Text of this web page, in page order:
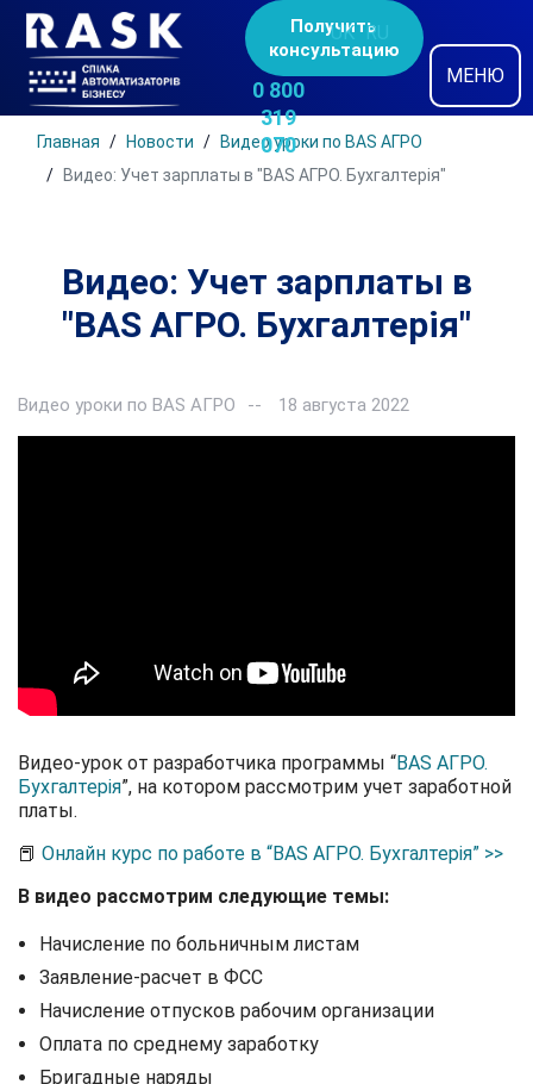
Получить
консультацию
0 800
319
070
UK RU
МЕНЮ
Главная Новости
Видео уроки по BAS АГРО
Видео: Учет зарплаты в "BAS АГРО. Бухгалтерія"
Видео: Учет зарплаты в
"BAS АГРО. Бухгалтерія"
Видео уроки по BAS АГРО 18 августа 2022
Видео-урок от разработчика программы “BAS АГРО.
Бухгалтерія”, на котором рассмотрим учет заработной
платы.
📕 Онлайн курс по работе в “BAS АГРО. Бухгалтерія” >>
В видео рассмотрим следующие темы:
Начисление по больничным листам
Заявление-расчет в ФСС
Начисление отпусков рабочим организации
Оплата по среднему заработку
Бригадные наряды